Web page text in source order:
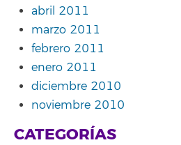
abril 2011
marzo 2011
febrero 2011
enero 2011
diciembre 2010
noviembre 2010
CATEGORÍAS